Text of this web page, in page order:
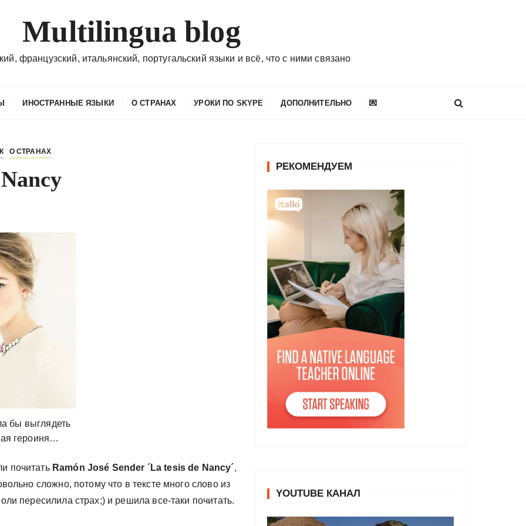
Multilingua blog
французский, итальянский, португальский языки и всё, что с ними связано
ИНОСТРАННЫЕ ЯЗЫКИ О СТРАНАХ УРОКИ ПО SKYPE ДОПОЛНИТЕЛЬНО 💌
О СТРАНАХ
бы выглядеть
героиня…
почитать Ramón José Sender ´La tesis de Nancy´,
сложно, потому что в тексте много слово из
пересилила страх;) и решила все-таки почитать.
РЕКОМЕНДУЕМ
YOUTUBE КАНАЛ